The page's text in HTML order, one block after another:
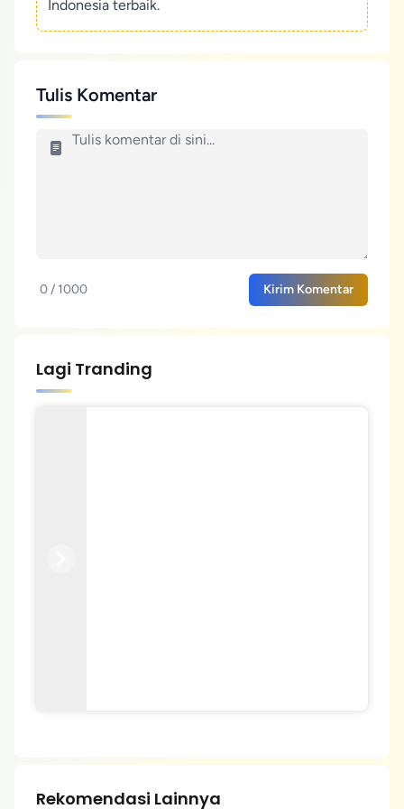
Indonesia terbaik.
Tulis Komentar
0 / 1000 Kirim Komentar
Lagi Tranding
Rekomendasi Lainnya